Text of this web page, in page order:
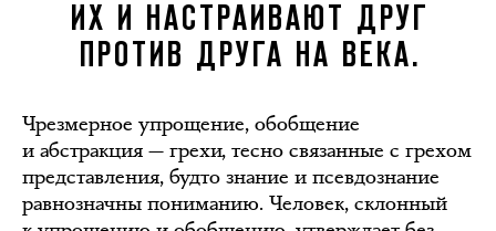
ИХ И НАСТРАИВАЮТ ДРУГ
ПРОТИВ ДРУГА НА ВЕКА.
Чрезмерное упрощение, обобщение
и абстракция — грехи, тесно связанные с грехом
представления, будто знание и псевдознание
равнозначны пониманию. Человек, склонный